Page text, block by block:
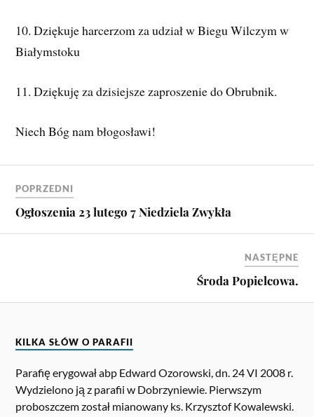
10. Dziękuje harcerzom za udział w Biegu Wilczym w
Białymstoku
11. Dziękuję za dzisiejsze zaproszenie do Obrubnik.
Niech Bóg nam błogosławi!
POPRZEDNI
Ogłoszenia 23 lutego 7 Niedziela Zwykła
NASTĘPNE
Środa Popielcowa.
KILKA SŁÓW O PARAFII
Parafię erygował abp Edward Ozorowski, dn. 24 VI 2008 r.
Wydzielono ją z parafii w Dobrzyniewie. Pierwszym
proboszczem został mianowany ks. Krzysztof Kowalewski.